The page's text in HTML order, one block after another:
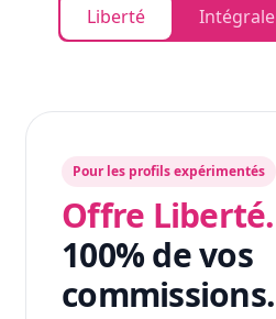
Liberté Intégrale
Pour les profils expérimentés
Offre Liberté.
100% de vos
commissions.